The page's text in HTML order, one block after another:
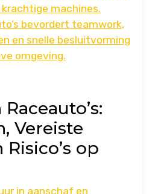
machines.
bevordert teamwork,
en snelle besluitvorming
omgeving.
Vereiste
op
in aanschaf en